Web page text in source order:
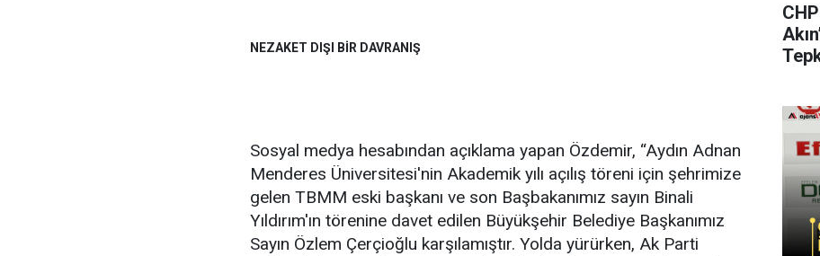
NEZAKET DIŞI BİR DAVRANIŞ
Sosyal medya hesabından açıklama yapan Özdemir, “Aydın Adnan
Menderes Üniversitesi'nin Akademik yılı açılış töreni için şehrimize
gelen TBMM eski başkanı ve son Başbakanımız sayın Binali
Yıldırım'ın törenine davet edilen Büyükşehir Belediye Başkanımız
Sayın Özlem Çerçioğlu karşılamıştır. Yolda yürürken, Ak Parti